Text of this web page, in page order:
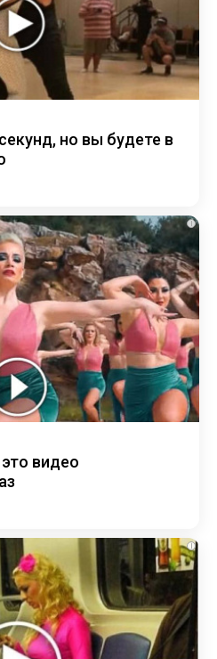
но вы будете в
i
видео
i